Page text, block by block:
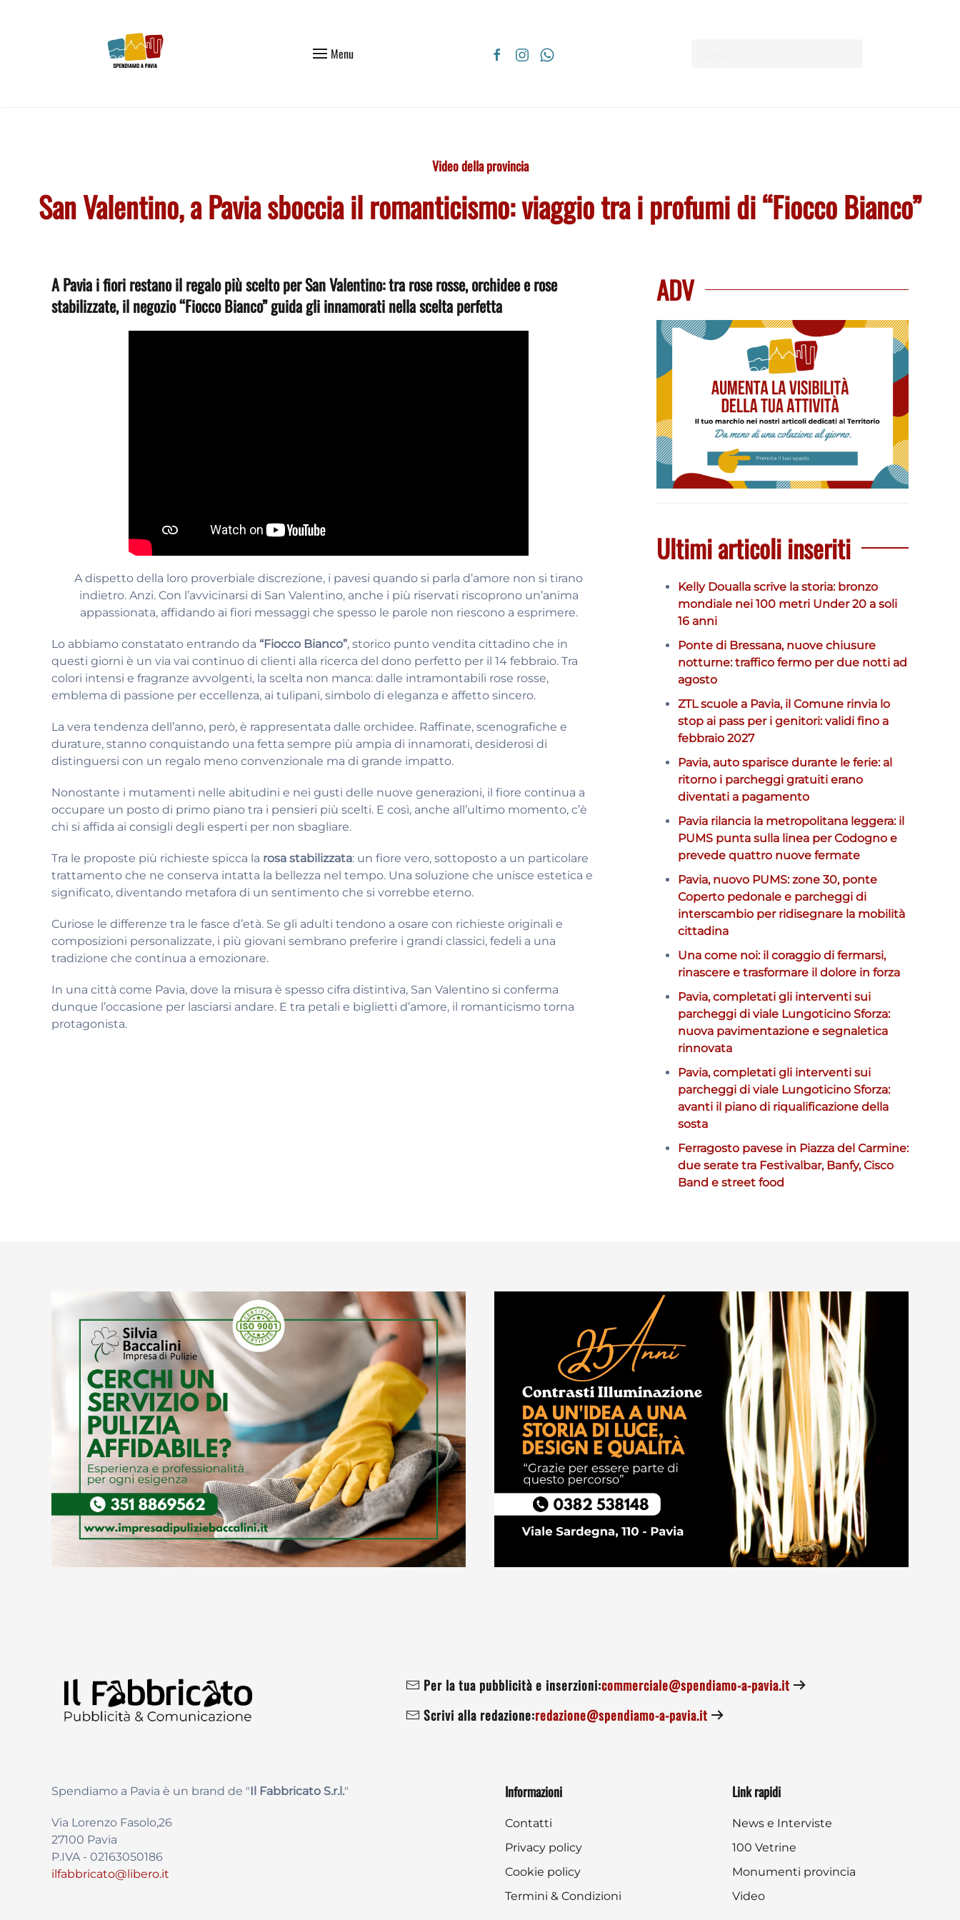
Skip to main content
Menu
Video della provincia
San Valentino, a Pavia sboccia il romanticismo: viaggio tra i profumi di “Fiocco Bianco”
A Pavia i fiori restano il regalo più scelto per San Valentino: tra rose rosse, orchidee e rose
stabilizzate, il negozio “Fiocco Bianco” guida gli innamorati nella scelta perfetta
A dispetto della loro proverbiale discrezione, i pavesi quando si parla d’amore non si tirano
indietro. Anzi. Con l’avvicinarsi di San Valentino, anche i più riservati riscoprono un’anima
appassionata, affidando ai fiori messaggi che spesso le parole non riescono a esprimere.
Lo abbiamo constatato entrando da “Fiocco Bianco”, storico punto vendita cittadino che in
questi giorni è un via vai continuo di clienti alla ricerca del dono perfetto per il 14 febbraio. Tra
colori intensi e fragranze avvolgenti, la scelta non manca: dalle intramontabili rose rosse,
emblema di passione per eccellenza, ai tulipani, simbolo di eleganza e affetto sincero.
La vera tendenza dell’anno, però, è rappresentata dalle orchidee. Raffinate, scenografiche e
durature, stanno conquistando una fetta sempre più ampia di innamorati, desiderosi di
distinguersi con un regalo meno convenzionale ma di grande impatto.
Nonostante i mutamenti nelle abitudini e nei gusti delle nuove generazioni, il fiore continua a
occupare un posto di primo piano tra i pensieri più scelti. E così, anche all’ultimo momento, c’è
chi si affida ai consigli degli esperti per non sbagliare.
Tra le proposte più richieste spicca la rosa stabilizzata: un fiore vero, sottoposto a un particolare
trattamento che ne conserva intatta la bellezza nel tempo. Una soluzione che unisce estetica e
significato, diventando metafora di un sentimento che si vorrebbe eterno.
Curiose le differenze tra le fasce d’età. Se gli adulti tendono a osare con richieste originali e
composizioni personalizzate, i più giovani sembrano preferire i grandi classici, fedeli a una
tradizione che continua a emozionare.
In una città come Pavia, dove la misura è spesso cifra distintiva, San Valentino si conferma
dunque l’occasione per lasciarsi andare. E tra petali e biglietti d’amore, il romanticismo torna
protagonista.
ADV
Ultimi articoli inseriti
Kelly Doualla scrive la storia: bronzo
mondiale nei 100 metri Under 20 a soli
16 anni
Ponte di Bressana, nuove chiusure
notturne: traffico fermo per due notti ad
agosto
ZTL scuole a Pavia, il Comune rinvia lo
stop ai pass per i genitori: validi fino a
febbraio 2027
Pavia, auto sparisce durante le ferie: al
ritorno i parcheggi gratuiti erano
diventati a pagamento
Pavia rilancia la metropolitana leggera: il
PUMS punta sulla linea per Codogno e
prevede quattro nuove fermate
Pavia, nuovo PUMS: zone 30, ponte
Coperto pedonale e parcheggi di
interscambio per ridisegnare la mobilità
cittadina
Una come noi: il coraggio di fermarsi,
rinascere e trasformare il dolore in forza
Pavia, completati gli interventi sui
parcheggi di viale Lungoticino Sforza:
nuova pavimentazione e segnaletica
rinnovata
Pavia, completati gli interventi sui
parcheggi di viale Lungoticino Sforza:
avanti il piano di riqualificazione della
sosta
Ferragosto pavese in Piazza del Carmine:
due serate tra Festivalbar, Banfy, Cisco
Band e street food
Per la tua pubblicità e inserzioni:commerciale@spendiamo-a-pavia.it
Scrivi alla redazione:redazione@spendiamo-a-pavia.it
Spendiamo a Pavia è un brand de " Il Fabbricato S.r.l."
Via Lorenzo Fasolo,26
27100 Pavia
P.IVA - 02163050186
ilfabbricato@libero.it
Informazioni
Contatti
Privacy policy
Cookie policy
Termini & Condizioni
Link rapidi
News e Interviste
100 Vetrine
Monumenti provincia
Video